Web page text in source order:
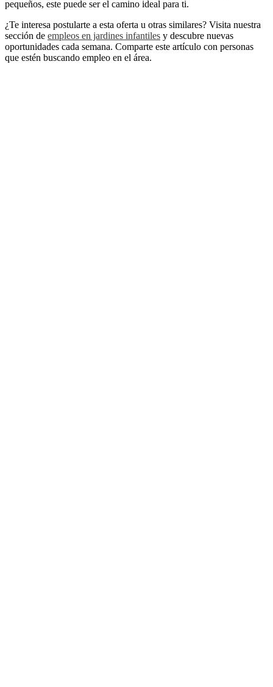
pequeños, este puede ser el camino ideal para ti.
¿Te interesa postularte a esta oferta u otras similares? Visita nuestra
sección de empleos en jardines infantiles y descubre nuevas
oportunidades cada semana. Comparte este artículo con personas
que estén buscando empleo en el área.